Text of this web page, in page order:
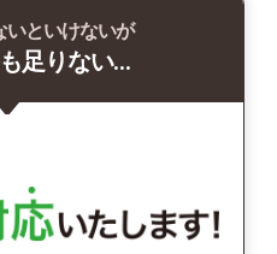
いといけないが
足りない…